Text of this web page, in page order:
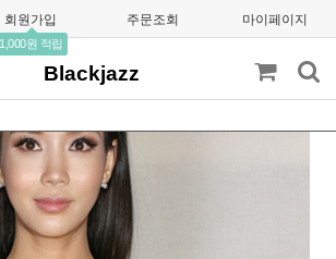
회원가입
1,000원 적립
주문조회 마이페이지
Blackjazz